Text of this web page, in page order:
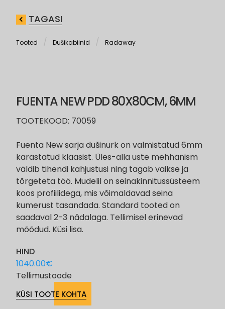
TAGASI
Tooted Dušikabiinid Radaway
FUENTA NEW PDD 80X80CM, 6MM
TOOTEKOOD: 70059
Fuenta New sarja dušinurk on valmistatud 6mm
karastatud klaasist. Üles-alla uste mehhanism
väldib tihendi kahjustusi ning tagab vaikse ja
tõrgeteta töö. Mudelil on seinakinnitussüsteem
koos profiilidega, mis võimaldavad seina
kumerust tasandada. Standard tooted on
saadaval 2-3 nädalaga. Tellimisel erinevad
mõõdud. Küsi lisa.
HIND
1040.00€
Tellimustoode
KÜSI TOOTE KOHTA